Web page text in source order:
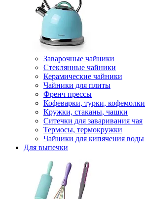
Заварочные чайники
Стеклянные чайники
Керамические чайники
Чайники для плиты
Френч прессы
Кофеварки, турки, кофемолки
Кружки, стаканы, чашки
Ситечки для заваривания чая
Термосы, термокружки
Чайники для кипячения воды
Для выпечки